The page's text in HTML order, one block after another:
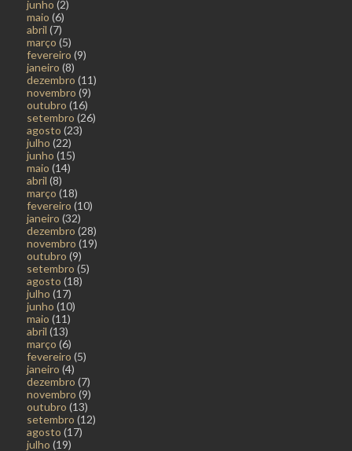
junho (2)
maio (6)
abril (7)
março (5)
fevereiro (9)
janeiro (8)
dezembro (11)
novembro (9)
outubro (16)
setembro (26)
agosto (23)
julho (22)
junho (15)
maio (14)
abril (8)
março (18)
fevereiro (10)
janeiro (32)
dezembro (28)
novembro (19)
outubro (9)
setembro (5)
agosto (18)
julho (17)
junho (10)
maio (11)
abril (13)
março (6)
fevereiro (5)
janeiro (4)
dezembro (7)
novembro (9)
outubro (13)
setembro (12)
agosto (17)
julho (19)